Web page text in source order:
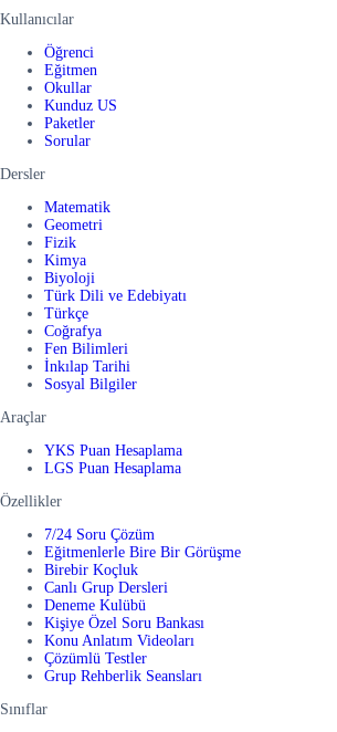
Kullanıcılar
Öğrenci
Eğitmen
Okullar
Kunduz US
Paketler
Sorular
Dersler
Matematik
Geometri
Fizik
Kimya
Biyoloji
Türk Dili ve Edebiyatı
Türkçe
Coğrafya
Fen Bilimleri
İnkılap Tarihi
Sosyal Bilgiler
Araçlar
YKS Puan Hesaplama
LGS Puan Hesaplama
Özellikler
7/24 Soru Çözüm
Eğitmenlerle Bire Bir Görüşme
Birebir Koçluk
Canlı Grup Dersleri
Deneme Kulübü
Kişiye Özel Soru Bankası
Konu Anlatım Videoları
Çözümlü Testler
Grup Rehberlik Seansları
Sınıflar